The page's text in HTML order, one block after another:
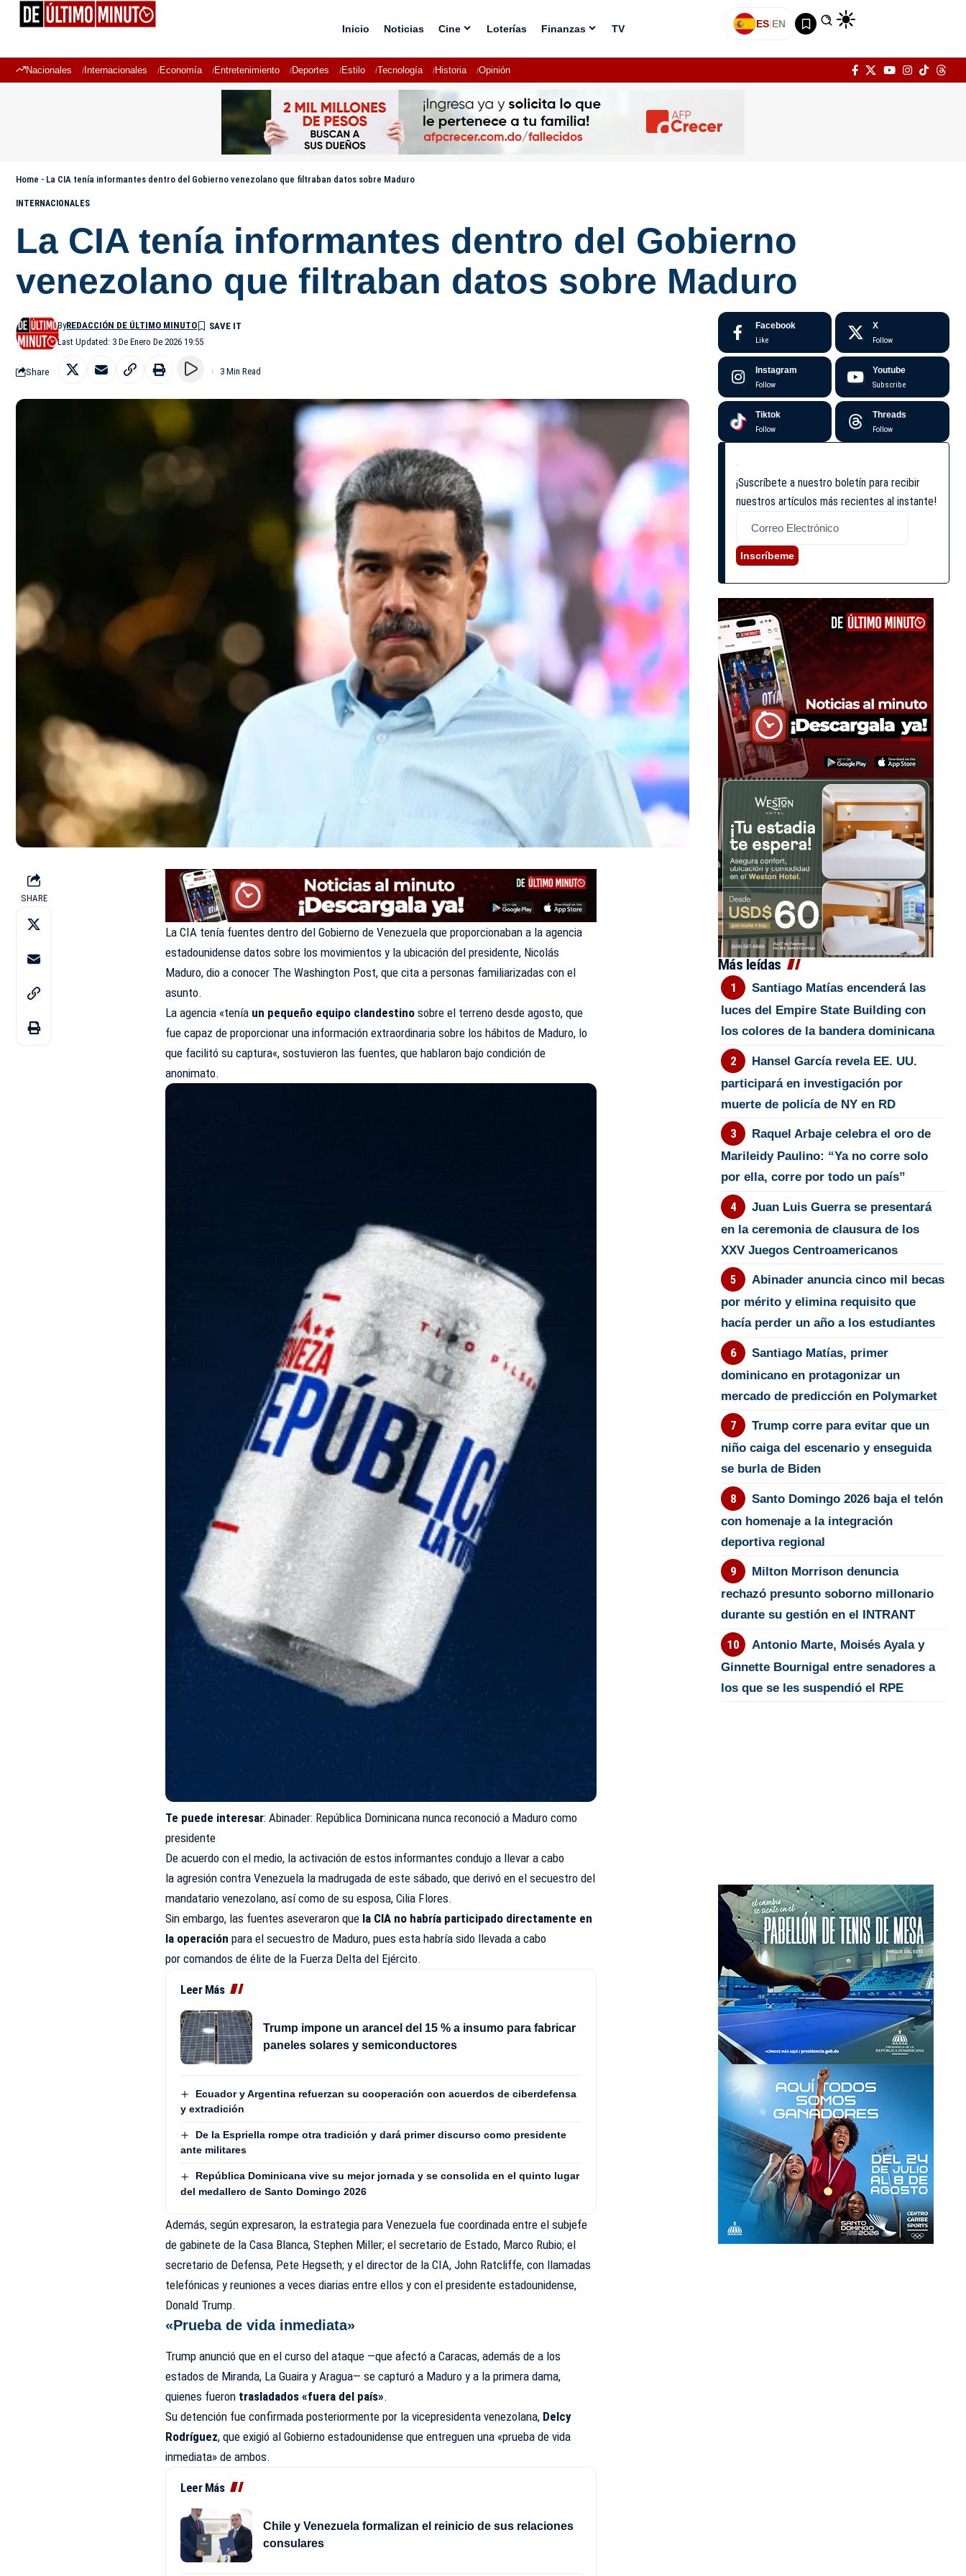
Inicio Noticias Cine Loterías Finanzas TV ES|EN
Nacionales Internacionales Economía Entretenimiento Deportes Estilo Tecnología Historia Opinión
Home - La CIA tenía informantes dentro del Gobierno venezolano que filtraban datos sobre Maduro
INTERNACIONALES
La CIA tenía informantes dentro del Gobierno
venezolano que filtraban datos sobre Maduro
Last Updated: 3 De Enero De 2026 19:55
ByREDACCIÓN DE ÚLTIMO MINUTO
Share 3 Min Read
SHARE
La CIA tenía fuentes dentro del Gobierno de Venezuela que proporcionaban a la agencia
estadounidense datos sobre los movimientos y la ubicación del presidente, Nicolás
Maduro, dio a conocer The Washington Post, que cita a personas familiarizadas con el
asunto.
La agencia «tenía un pequeño equipo clandestino sobre el terreno desde agosto, que
fue capaz de proporcionar una información extraordinaria sobre los hábitos de Maduro, lo
que facilitó sucaptura«, sostuvieron las fuentes, que hablaron bajo condición de
anonimato.
Te puede interesar:Abinader: República Dominicana nunca reconoció a Maduro como
presidente
De acuerdo con el medio, la activación de estos informantes condujo a llevar a cabo
laagresión contra Venezuela la madrugada de este sábado, que derivó en elsecuestro del
mandatario venezolano, así como de su esposa, Cilia Flores.
Sin embargo, las fuentes aseveraron que la CIA no habría participado directamente en
la operación para el secuestro de Maduro, pues esta habría sido llevada a cabo
por comandos de élite de la Fuerza Delta del Ejército.
Leer Más
Trump impone un arancel del 15 % a insumo para fabricar
paneles solares y semiconductores
Ecuador y Argentina refuerzan su cooperación con acuerdos de ciberdefensa
y extradición
De la Espriella rompe otra tradición y dará primer discurso como presidente
ante militares
República Dominicana vive su mejor jornada y se consolida en el quinto lugar
del medallero de Santo Domingo 2026
Además, según expresaron, la estrategia para Venezuela fue coordinada entre el subjefe
de gabinete de la Casa Blanca, Stephen Miller; el secretario de Estado, Marco Rubio; el
secretario de Defensa, Pete Hegseth; y el director de la CIA, John Ratcliffe, con llamadas
telefónicas y reuniones a veces diarias entre ellos y con el presidente estadounidense,
Donald Trump.
«Prueba de vida inmediata»
Trumpanunció que en el curso del ataque —que afectó a Caracas, además de a los
estados de Miranda, La Guaira y Aragua— se capturó a Maduro y a la primera dama,
quienes fueron trasladados «fuera del país».
Su detención fueconfirmada posteriormente por la vicepresidenta venezolana, Delcy
Rodríguez, que exigió al Gobierno estadounidense que entreguen una «prueba de vida
inmediata» de ambos.
Leer Más
Chile y Venezuela formalizan el reinicio de sus relaciones
consulares
Facebook
Like
X
Follow
Instagram
Follow
Youtube
Subscribe
Tiktok
Follow
Threads
Follow
¡Suscríbete a nuestro boletín para recibir
nuestros artículos más recientes al instante!
Inscríbeme
Más leídas
Santiago Matías encenderá las
luces del Empire State Building con
los colores de la bandera dominicana
Hansel García revela EE. UU.
participará en investigación por
muerte de policía de NY en RD
Raquel Arbaje celebra el oro de
Marileidy Paulino: “Ya no corre solo
por ella, corre por todo un país”
Juan Luis Guerra se presentará
en la ceremonia de clausura de los
XXV Juegos Centroamericanos
Abinader anuncia cinco mil becas
por mérito y elimina requisito que
hacía perder un año a los estudiantes
Santiago Matías, primer
dominicano en protagonizar un
mercado de predicción en Polymarket
Trump corre para evitar que un
niño caiga del escenario y enseguida
se burla de Biden
Santo Domingo 2026 baja el telón
con homenaje a la integración
deportiva regional
Milton Morrison denuncia
rechazó presunto soborno millonario
durante su gestión en el INTRANT
Antonio Marte, Moisés Ayala y
Ginnette Bournigal entre senadores a
los que se les suspendió el RPE